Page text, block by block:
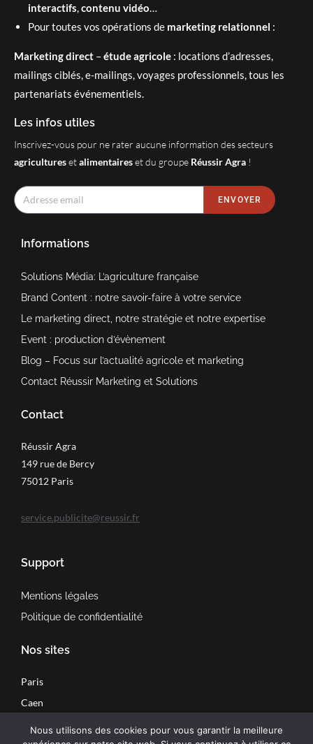
interactifs,contenu vidéo…
Pour toutes vos opérations de marketing relationnel :
Marketing direct –étude agricole : locations d’adresses,
mailings ciblés, e-mailings, voyages professionnels, tous les
partenariats événementiels.
Les infos utiles
Inscrivez-vous pour ne rater aucune information des secteurs
agriculturesetalimentaireset du groupe Réussir Agra !
ENVOYER
Informations
Solutions Média: L’agriculture française
Brand Content : notre savoir-faire à votre service
Le marketing direct, notre stratégie et notre expertise
Event : production d’évènement
Blog – Focus sur l’actualité agricole et marketing
Contact Réussir Marketing et Solutions
Contact
Réussir Agra
149 rue de Bercy
75012 Paris
service.publicite@reussir.fr
Support
Mentions légales
Politique de confidentialité
Nos sites
Paris
Caen
Nous utilisons des cookies pour vous garantir la meilleure